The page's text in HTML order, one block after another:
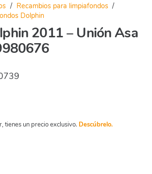
/ Recambios para limpiafondos /
Dolphin
2011 – Unión Asa
tienes un precio exclusivo. Descúbrelo.